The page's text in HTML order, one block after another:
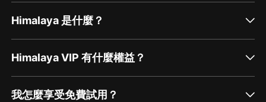
Himalaya 是什麼？
Himalaya VIP 有什麼權益？
我怎麼享受免費試用？